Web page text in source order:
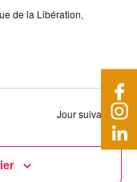
de la Libération,
Jour suivant